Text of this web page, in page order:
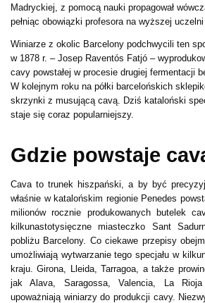
Madryckiej, z pomocą nauki propagował
pełniąc obowiązki profesora na wyższej uczelni
Winiarze z okolic Barcelony podchwycili ten
w 1878 r. – Josep Raventós Fatjó –
cavy powstałej w procesie drugiej fermentacji
W kolejnym roku na półki barcelońskich
skrzynki z musującą cavą. Dziś kataloński
staje się coraz popularniejszy.
Gdzie powstaje
Cava to trunek hiszpański, a by być
właśnie w katalońskim regionie Penedes
milionów rocznie produkowanych butelek
kilkunastotysięczne miasteczko Sant
pobliżu Barcelony. Co ciekawe przepisy
umożliwiają wytwarzanie tego specjału w
kraju. Girona, Lleida, Tarragoa, a także
jak Alava, Saragossa, Valencia, La
upoważniają winiarzy do produkcji cavy.